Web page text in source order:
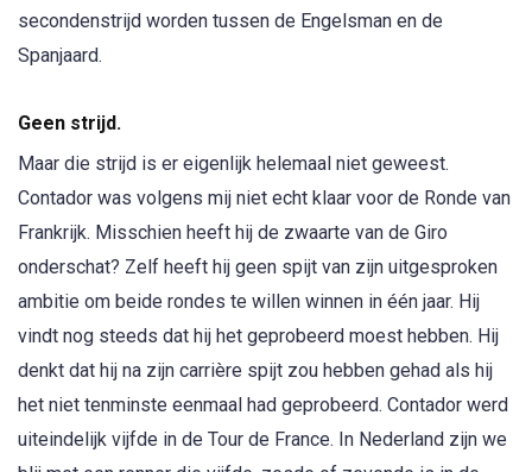
secondenstrijd worden tussen de Engelsman en de
Spanjaard.
Geen strijd.
Maar die strijd is er eigenlijk helemaal niet geweest.
Contador was volgens mij niet echt klaar voor de Ronde van
Frankrijk. Misschien heeft hij de zwaarte van de Giro
onderschat? Zelf heeft hij geen spijt van zijn uitgesproken
ambitie om beide rondes te willen winnen in één jaar. Hij
vindt nog steeds dat hij het geprobeerd moest hebben. Hij
denkt dat hij na zijn carrière spijt zou hebben gehad als hij
het niet tenminste eenmaal had geprobeerd. Contador werd
uiteindelijk vijfde in de Tour de France. In Nederland zijn we